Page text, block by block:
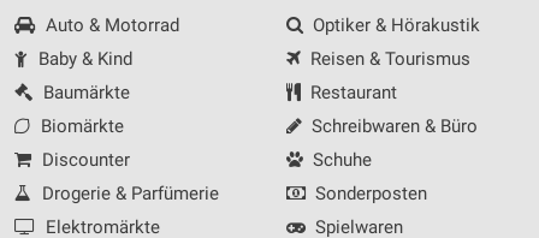
Auto & Motorrad
Baby & Kind
Baumärkte
Biomärkte
Discounter
Drogerie & Parfümerie
Elektromärkte
Optiker & Hörakustik
Reisen & Tourismus
Restaurant
Schreibwaren & Büro
Schuhe
Sonderposten
Spielwaren